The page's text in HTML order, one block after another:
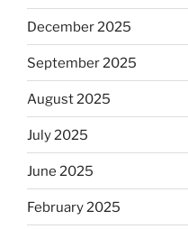
December 2025
September 2025
August 2025
July 2025
June 2025
February 2025